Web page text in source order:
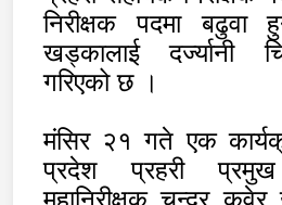
निरीक्षक पदमा
खड्कालाई दर्ज्यानी
गरिएको छ ।
मंसिर २१ गते एक
प्रदेश प्रहरी
महानिरीक्षक चन्द्र